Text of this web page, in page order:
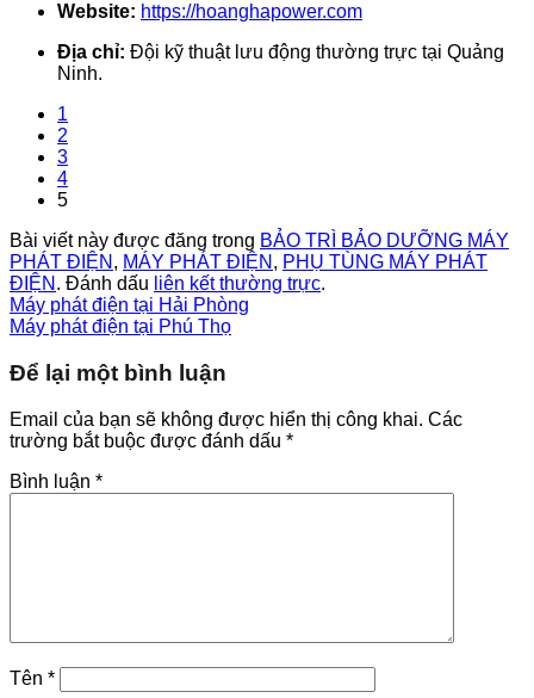
Website: https://hoanghapower.com
Địa chỉ: Đội kỹ thuật lưu động thường trực tại Quảng
Ninh.
1
2
3
4
5
Bài viết này được đăng trong BẢO TRÌ BẢO DƯỠNG MÁY
PHÁT ĐIỆN , MÁY PHÁT ĐIỆN , PHỤ TÙNG MÁY PHÁT
ĐIỆN . Đánh dấu liên kết thường trực.
Máy phát điện tại Hải Phòng
Máy phát điện tại Phú Thọ
Để lại một bình luận
Email của bạn sẽ không được hiển thị công khai. Các
trường bắt buộc được đánh dấu *
Bình luận *
Tên *